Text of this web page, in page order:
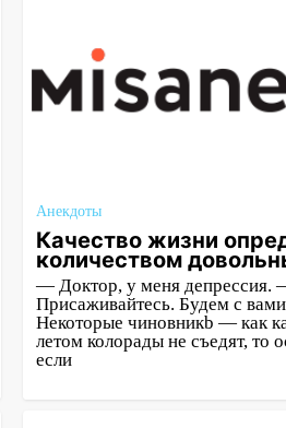
Анекдоты
Качество жизни
количеством
— Доктор, у меня депрессия.
Присаживайтесь. Будем с
Некоторые чиновникb — как
летом колорады не съедят, то
если